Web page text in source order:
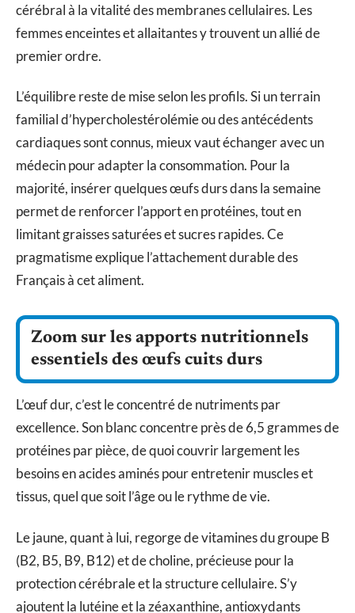
cérébral à la vitalité des membranes cellulaires. Les
femmes enceintes et allaitantes y trouvent un allié de
premier ordre.
L’équilibre reste de mise selon les profils. Si un terrain
familial d’hypercholestérolémie ou des antécédents
cardiaques sont connus, mieux vaut échanger avec un
médecin pour adapter la consommation. Pour la
majorité, insérer quelques œufs durs dans la semaine
permet de renforcer l’apport en protéines, tout en
limitant graisses saturées et sucres rapides. Ce
pragmatisme explique l’attachement durable des
Français à cet aliment.
Zoom sur les apports nutritionnels
essentiels des œufs cuits durs
L’œuf dur, c’est le concentré de nutriments par
excellence. Son blanc concentre près de 6,5 grammes de
protéines par pièce, de quoi couvrir largement les
besoins en acides aminés pour entretenir muscles et
tissus, quel que soit l’âge ou le rythme de vie.
Le jaune, quant à lui, regorge de vitamines du groupe B
(B2, B5, B9, B12) et de choline, précieuse pour la
protection cérébrale et la structure cellulaire. S’y
ajoutent la lutéine et la zéaxanthine, antioxydants